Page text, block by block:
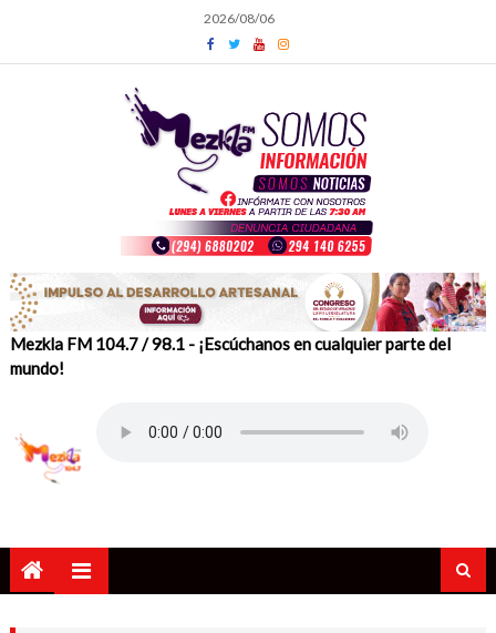
content
2026/08/06
Mezkla FM 104.7 / 98.1 - ¡Escúchanos en cualquier parte del
mundo!